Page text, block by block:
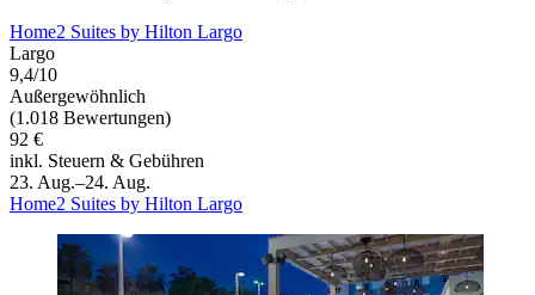
Home2 Suites by Hilton Largo
Largo
9,4/10
Außergewöhnlich
(1.018 Bewertungen)
92 €
inkl. Steuern & Gebühren
23. Aug.–24. Aug.
Home2 Suites by Hilton Largo